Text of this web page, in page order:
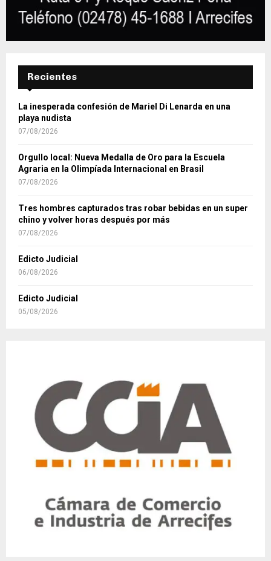
Recientes
La inesperada confesión de Mariel Di Lenarda en una
playa nudista
07/08/2026
Orgullo local: Nueva Medalla de Oro para la Escuela
Agraria en la Olimpíada Internacional en Brasil
07/08/2026
Tres hombres capturados tras robar bebidas en un super
chino y volver horas después por más
07/08/2026
Edicto Judicial
06/08/2026
Edicto Judicial
05/08/2026